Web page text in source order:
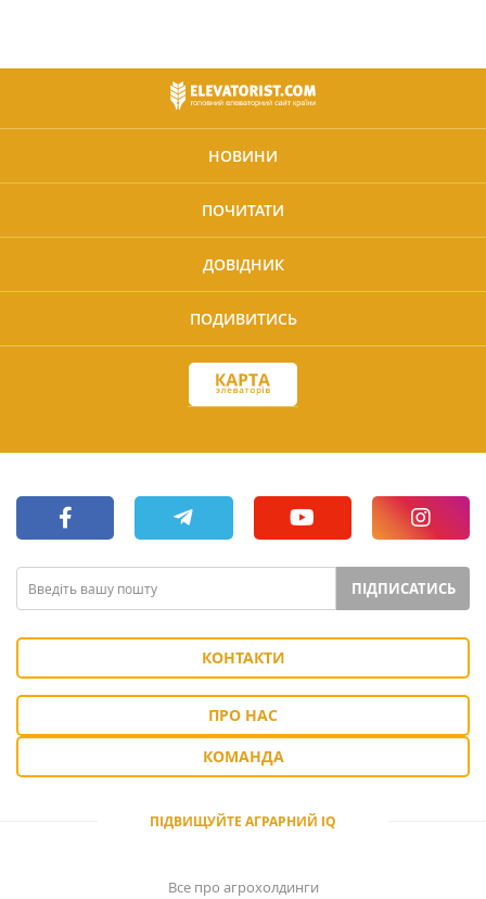
НОВИНИ
ПОЧИТАТИ
ДОВІДНИК
ПОДИВИТИСЬ
ПІДПИСАТИСЬ
КОНТАКТИ
ПРО НАС
КОМАНДА
ПІДВИЩУЙТЕ АГРАРНИЙ IQ
Все про агрохолдинги